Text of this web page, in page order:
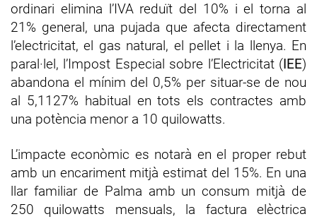
ordinari elimina l’IVA reduït del 10% i el torna al
21% general, una pujada que afecta directament
l’electricitat, el gas natural, el pellet i la llenya. En
paral·lel, l’Impost Especial sobre l’Electricitat (IEE)
abandona el mínim del 0,5% per situar-se de nou
al 5,1127% habitual en tots els contractes amb
una potència menor a 10 quilowatts.
L’impacte econòmic es notarà en el proper rebut
amb un encariment mitjà estimat del 15%. En una
llar familiar de Palma amb un consum mitjà de
250 quilowatts mensuals, la factura elèctrica